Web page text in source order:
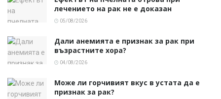
лечението на рак не е доказан
05/08/2026
Дали анемията е признак за рак при
възрастните хора?
04/08/2026
Може ли горчивият вкус в устата да е
признак за рак?